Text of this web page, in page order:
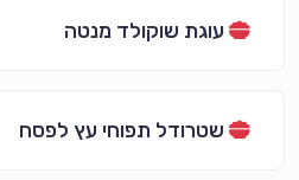
עוגת שוקולד מנטה
שטרודל תפוחי עץ לפסח